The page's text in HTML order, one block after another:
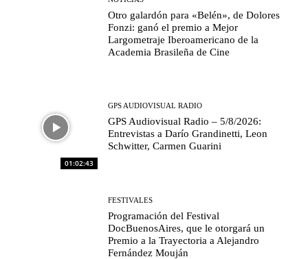
Otro galardón para «Belén», de Dolores
Fonzi: ganó el premio a Mejor
Largometraje Iberoamericano de la
Academia Brasileña de Cine
01:02:43
GPS AUDIOVISUAL RADIO
GPS Audiovisual Radio – 5/8/2026:
Entrevistas a Darío Grandinetti, Leon
Schwitter, Carmen Guarini
FESTIVALES
Programación del Festival
DocBuenosAires, que le otorgará un
Premio a la Trayectoria a Alejandro
Fernández Mouján